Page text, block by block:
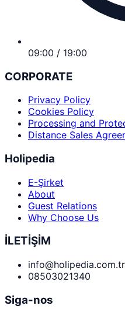
09:00 / 19:00
CORPORATE
Privacy Policy
Cookies Policy
Processing and
Distance Sales
Holipedia
E-Şirket
About
Guest Relations
Why Choose Us
İLETİŞİM
info@holipedia.com.tr
08503021340
Siga-nos